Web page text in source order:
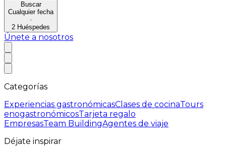
Buscar
Cualquier fecha
·
2 Huéspedes
Únete a nosotros
Categorías
Experiencias gastronómicasClases de cocinaTours
enogastronómicosTarjeta regalo
EmpresasTeam BuildingAgentes de viaje
Déjate inspirar